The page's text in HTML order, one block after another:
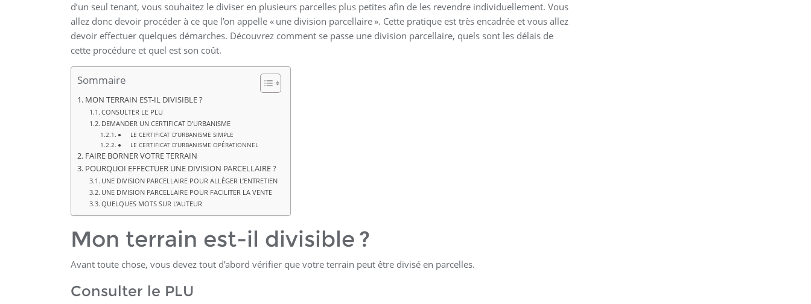
d’un seul tenant, vous souhaitez le diviser en plusieurs parcelles plus petites afin de les revendre individuellement. Vous
allez donc devoir procéder à ce que l’on appelle « une division parcellaire ». Cette pratique est très encadrée et vous allez
devoir effectuer quelques démarches. Découvrez comment se passe une division parcellaire, quels sont les délais de
cette procédure et quel est son coût.
Sommaire
MON TERRAIN EST-IL DIVISIBLE ?
CONSULTER LE PLU
DEMANDER UN CERTIFICAT D’URBANISME
● LE CERTIFICAT D’URBANISME SIMPLE
● LE CERTIFICAT D’URBANISME OPÉRATIONNEL
FAIRE BORNER VOTRE TERRAIN
POURQUOI EFFECTUER UNE DIVISION PARCELLAIRE ?
UNE DIVISION PARCELLAIRE POUR ALLÉGER L’ENTRETIEN
UNE DIVISION PARCELLAIRE POUR FACILITER LA VENTE
QUELQUES MOTS SUR L’AUTEUR
Mon terrain est-il divisible ?
Avant toute chose, vous devez tout d’abord vérifier que votre terrain peut être divisé en parcelles.
Consulter le PLU